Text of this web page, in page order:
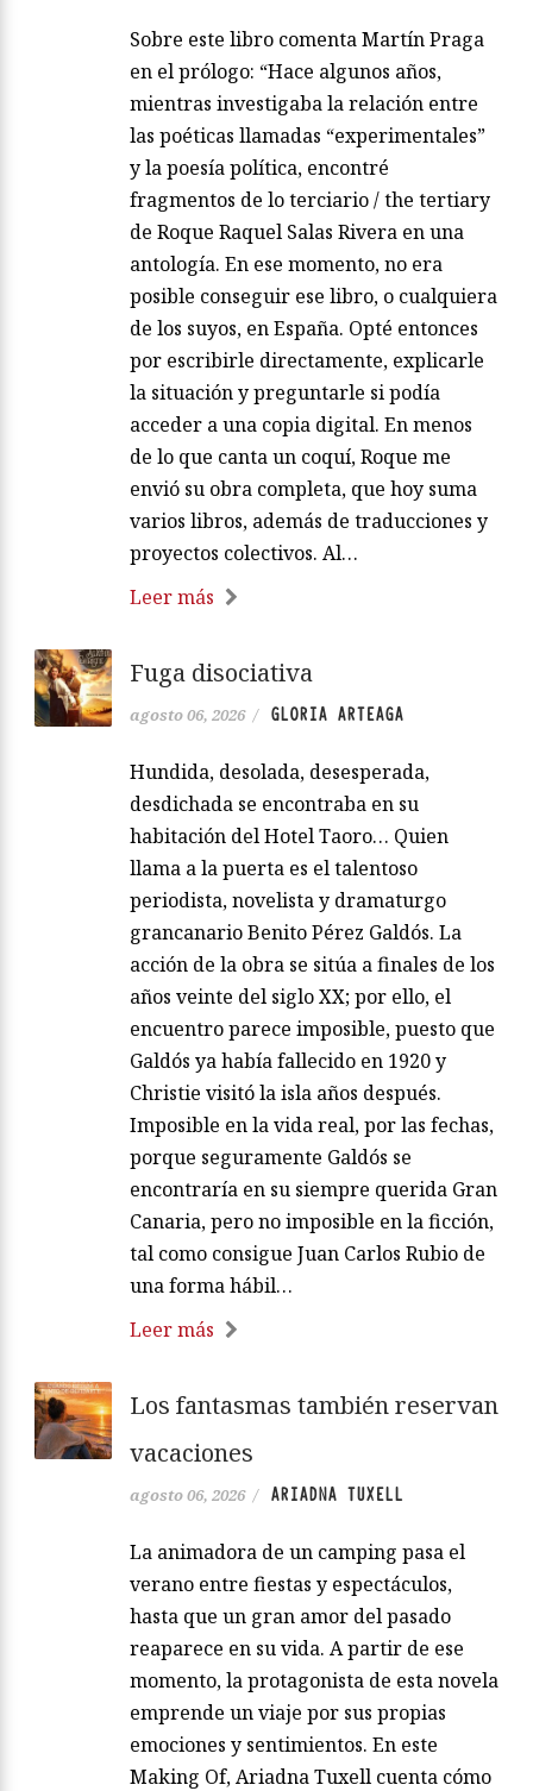
Sobre este libro comenta Martín Praga
en el prólogo: “Hace algunos años,
mientras investigaba la relación entre
las poéticas llamadas “experimentales”
y la poesía política, encontré
fragmentos de lo terciario / the tertiary
de Roque Raquel Salas Rivera en una
antología. En ese momento, no era
posible conseguir ese libro, o cualquiera
de los suyos, en España. Opté entonces
por escribirle directamente, explicarle
la situación y preguntarle si podía
acceder a una copia digital. En menos
de lo que canta un coquí, Roque me
envió su obra completa, que hoy suma
varios libros, además de traducciones y
proyectos colectivos. Al…
Leer más
Fuga disociativa
agosto 06, 2026 / GLORIA ARTEAGA
Hundida, desolada, desesperada,
desdichada se encontraba en su
habitación del Hotel Taoro… Quien
llama a la puerta es el talentoso
periodista, novelista y dramaturgo
grancanario Benito Pérez Galdós. La
acción de la obra se sitúa a finales de los
años veinte del siglo XX; por ello, el
encuentro parece imposible, puesto que
Galdós ya había fallecido en 1920 y
Christie visitó la isla años después.
Imposible en la vida real, por las fechas,
porque seguramente Galdós se
encontraría en su siempre querida Gran
Canaria, pero no imposible en la ficción,
tal como consigue Juan Carlos Rubio de
una forma hábil…
Leer más
Los fantasmas también reservan
vacaciones
agosto 06, 2026 / ARIADNA TUXELL
La animadora de un camping pasa el
verano entre fiestas y espectáculos,
hasta que un gran amor del pasado
reaparece en su vida. A partir de ese
momento, la protagonista de esta novela
emprende un viaje por sus propias
emociones y sentimientos. En este
Making Of, Ariadna Tuxell cuenta cómo